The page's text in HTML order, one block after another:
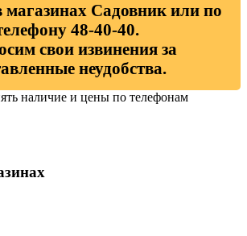
магазинах Садовник или по
48-40-40.
свои извинения за
неудобства.
наличие и цены по телефонам